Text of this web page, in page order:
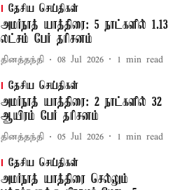
தேசிய செய்திகள்
அமர்நாத் யாத்திரை: 5 நாட்களில் 1.13
லட்சம் பேர் தரிசனம்
தினத்தந்தி 08 Jul 2026 1 min read
தேசிய செய்திகள்
அமர்நாத் யாத்திரை: 2 நாட்களில் 32
ஆயிரம் பேர் தரிசனம்
தினத்தந்தி 05 Jul 2026 1 min read
தேசிய செய்திகள்
அமர்நாத் யாத்திரை செல்லும்